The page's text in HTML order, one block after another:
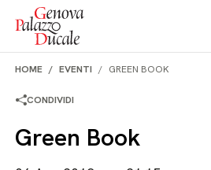
Salta al contenuto
HOME EVENTI GREEN BOOK
CONDIVIDI
Green Book